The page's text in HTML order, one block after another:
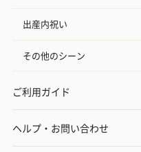
出産内祝い
その他のシーン
ご利用ガイド
ヘルプ・お問い合わせ